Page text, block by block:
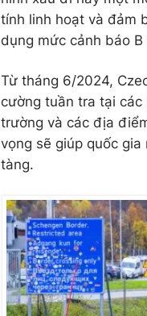
tính linh hoạt và đảm
dụng mức cảnh báo
Từ tháng 6/2024,
cường tuần tra tại
trường và các địa
vọng sẽ giúp quốc
tàng.